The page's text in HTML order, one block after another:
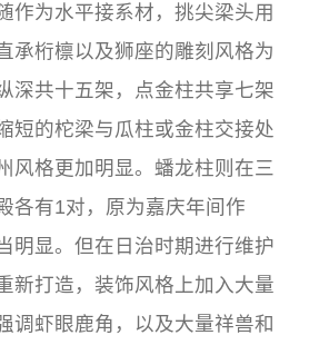
作为水平接系材，挑尖梁头用
承桁檩以及狮座的雕刻风格为
深共十五架，点金柱共享七架
短的柁梁与瓜柱或金柱交接处
风格更加明显。蟠龙柱则在三
各有1对，原为嘉庆年间作
明显。但在日治时期进行维护
新打造，装饰风格上加入大量
调虾眼鹿角，以及大量祥兽和